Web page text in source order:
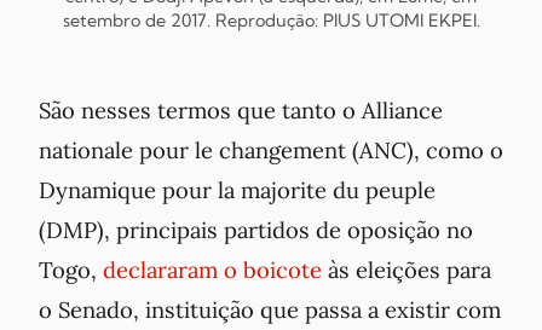
setembro de 2017. Reprodução: PIUS UTOMI EKPEI.
São nesses termos que tanto o Alliance
nationale pour le changement (ANC), como o
Dynamique pour la majorite du peuple
(DMP), principais partidos de oposição no
Togo, declararam o boicote às eleições para
o Senado, instituição que passa a existir com